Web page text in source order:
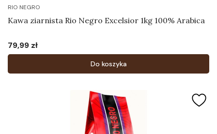
RIO NEGRO
Kawa ziarnista Rio Negro Excelsior 1kg 100% Arabica
Cena
79,99 zł
Do koszyka